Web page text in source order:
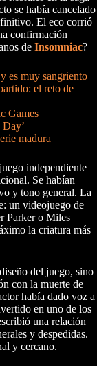
se había cancelado
El eco corrió
confirmación
de Insomniac?
es muy sangriento
el reto de
Games
madura
independiente
Se habían
y tono general. La
un videojuego de
Parker o Miles
la criatura más
del juego, sino
con la muerte de
había dado voz a
en uno de los
una relación
y despedidas.
y cercano.